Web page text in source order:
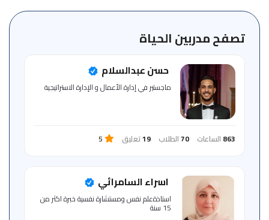
الأساسية
للمنصة
الإرشادي
تصفح مدربين الحياة
حسن عبدالسلام
ماجستير في إدارة الأعمال و الإدارة الاستراتيجية
863 الساعات 70الطلاب 19تعليق 5
اسراء السامرائي
استاذةعلم نفس ومستشارة نفسية خبرة اكثر من
15 سنة